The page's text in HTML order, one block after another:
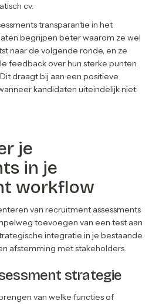
cv.
transparantie in het
begrijpen beter waarom ze wel
naar de volgende ronde, en ze
feedback over hun sterke punten
draagt bij aan een positieve
kandidaten uiteindelijk niet
je
in je
workflow
van recruitment assessments
toevoegen van een test aan
integratie in je bestaande
afstemming met stakeholders.
strategie
van welke functies of